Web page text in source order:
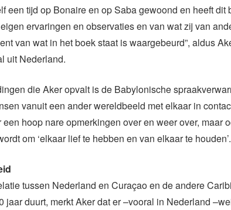
een tijd op Bonaire en op Saba gewoond en heeft dit
ervaringen en observaties en van wat zij van
van wat in het boek staat is waargebeurd”, aldus
uit Nederland.
die Aker opvalt is de Babylonische
vanuit een ander wereldbeeld met elkaar in
hoop nare opmerkingen over en weer over, maar
om ‘elkaar lief te hebben en van elkaar te houden’.
tussen Nederland en Curaçao en de andere
jaar duurt, merkt Aker dat er –vooral in Nederland